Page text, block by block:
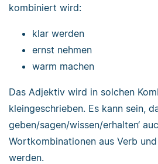
kombiniert wird:
klar werden
ernst nehmen
warm machen
Das Adjektiv wird in solchen
kleingeschrieben. Es kann sein,
geben/sagen/wissen/erhalten‘
Wortkombinationen aus Verb
werden.